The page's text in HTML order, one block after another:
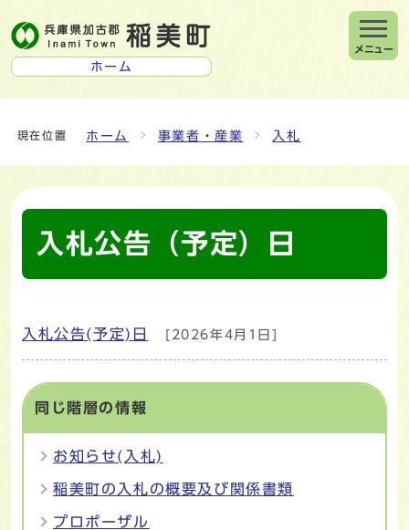
ホーム
メニュー
現在位置 ホーム 事業者・産業 入札
入札公告（予定）日
メインメニュー
入札公告(予定)日 [2026年4月1日]
同じ階層の情報
お知らせ(入札)
稲美町の入札の概要及び関係書類
プロポーザル